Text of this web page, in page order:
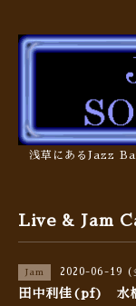
浅草にあるJazz
Live & Jam
Jam 2020-06-19 (
田中利佳(pf)